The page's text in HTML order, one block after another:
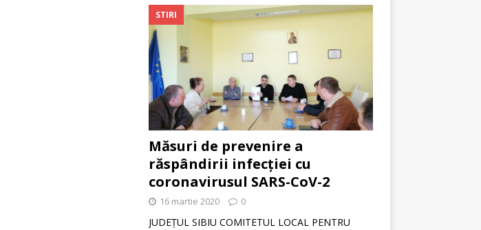
STIRI
Măsuri de prevenire a
răspândirii infecției cu
coronavirusul SARS-CoV-2
16 martie 2020 0
JUDEŢUL SIBIU COMITETUL LOCAL PENTRU